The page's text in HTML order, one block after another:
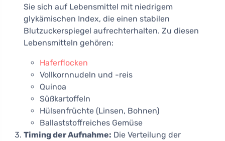
Sie sich auf Lebensmittel mit niedrigem
glykämischen Index, die einen stabilen
Blutzuckerspiegel aufrechterhalten. Zu diesen
Lebensmitteln gehören:
Haferflocken
Vollkornnudeln und -reis
Quinoa
Süßkartoffeln
Hülsenfrüchte (Linsen, Bohnen)
Ballaststoffreiches Gemüse
Timing der Aufnahme: Die Verteilung der